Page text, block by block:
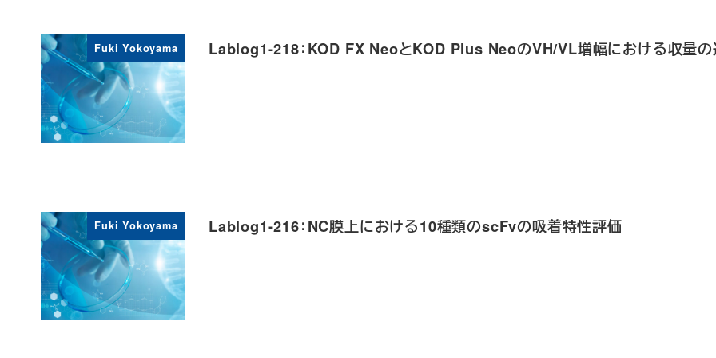
Fuki Yokoyama Lablog1-218：KOD FX NeoとKOD Plus NeoのVH/VL増幅における収量
Fuki Yokoyama Lablog1-216：NC膜上における10種類のscFvの吸着特性評価